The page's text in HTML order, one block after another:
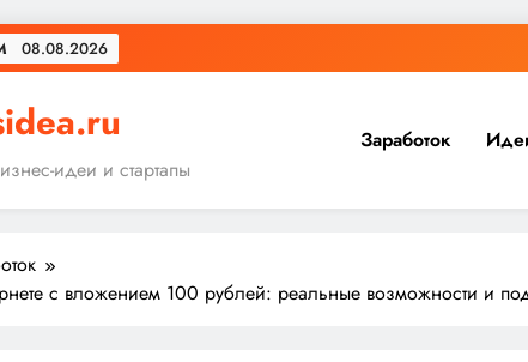
08.08.2026
идеи и стартапы
Заработок
с вложением 100 рублей: реальные возможности и